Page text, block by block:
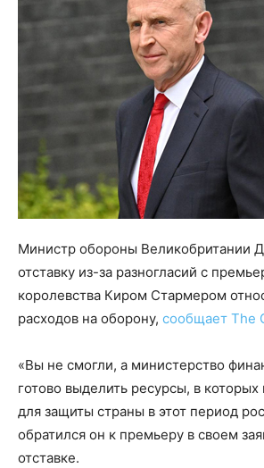
Министр обороны Великобритании
отставку из-за разногласий с
королевства Киром Стармером
расходов на оборону, сообщает The
«Вы не смогли, а министерство
готово выделить ресурсы, в
для защиты страны в этот период
обратился он к премьеру в своем
отставке.